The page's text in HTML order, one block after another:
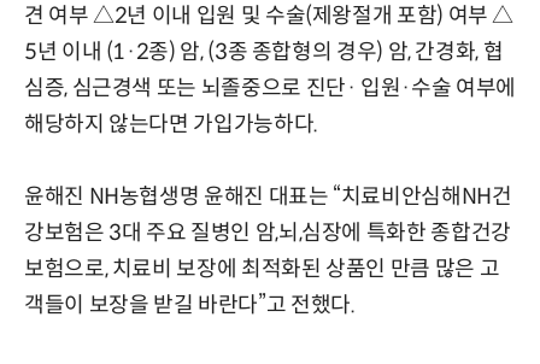
견 여부 △2년 이내 입원 및 수술(제왕절개 포함) 여부 △
5년 이내 (1·2종) 암, (3종 종합형의 경우) 암, 간경화, 협
심증, 심근경색 또는 뇌졸중으로 진단· 입원·수술 여부에
해당하지 않는다면 가입가능하다.
윤해진 NH농협생명 윤해진 대표는 “치료비안심해NH건
강보험은 3대 주요 질병인 암,뇌,심장에 특화한 종합건강
보험으로, 치료비 보장에 최적화된 상품인 만큼 많은 고
객들이 보장을 받길 바란다”고 전했다.